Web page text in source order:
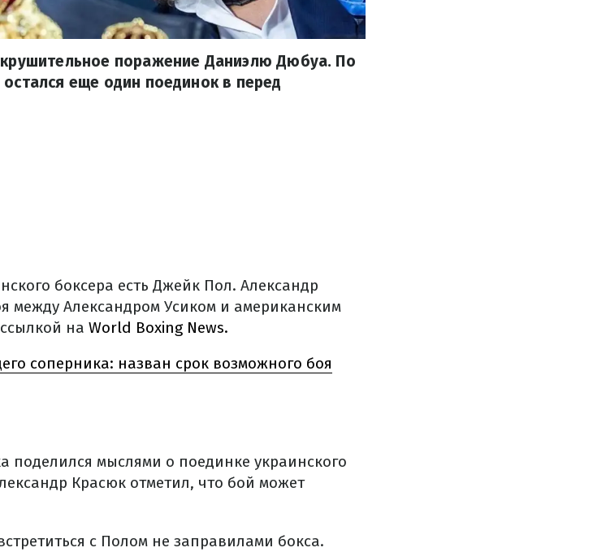
поражение Даниэлю Дюбуа. По
еще один поединок в перед
боксера есть Джейк Пол. Александр
между Александром Усиком и американским
на World Boxing News.
соперника: назван срок возможного боя
поделился мыслями о поединке украинского
Красюк отметил, что бой может
с Полом не заправилами бокса.